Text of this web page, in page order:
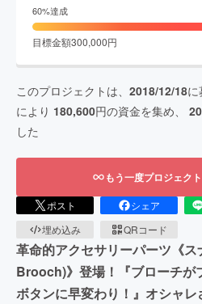
60%達成
目標金額300,000円
このプロジェクトは、 2018/12/18に
により 180,600円の資金を集め、
した
もう一度プロジェク
ポスト シェア
埋め込み
QRコード
革命的アクセサリーパーツ《
Brooch)》登場！『ブローチが
ボタンに早変わり！』オシャ